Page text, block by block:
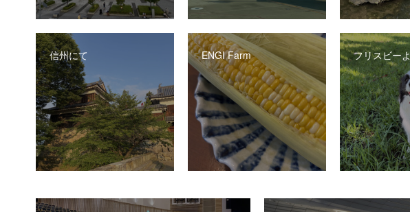
信州にて ENGI Farm フリスビー